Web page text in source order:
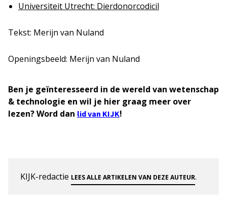
Universiteit Utrecht: Dierdonorcodicil
Tekst: Merijn van Nuland
Openingsbeeld: Merijn van Nuland
Ben je geïnteresseerd in de wereld van wetenschap
& technologie en wil je hier graag meer over
lezen? Word dan lid van KIJK!
KIJK-redactie LEES ALLE ARTIKELEN VAN DEZE AUTEUR.